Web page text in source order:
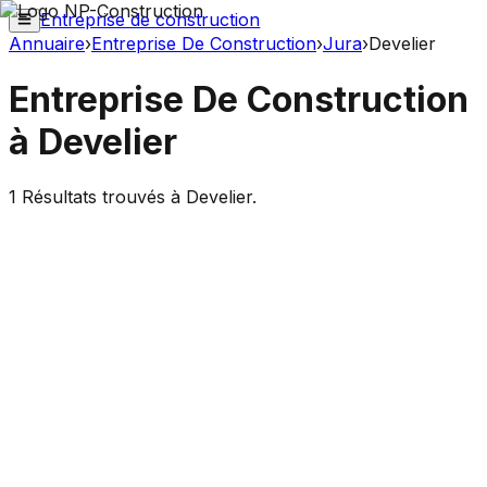
Entreprise de construction
Annuaire›Entreprise De Construction›Jura›Develier
Entreprise De Construction
à Develier
1 Résultats trouvés à Develier.